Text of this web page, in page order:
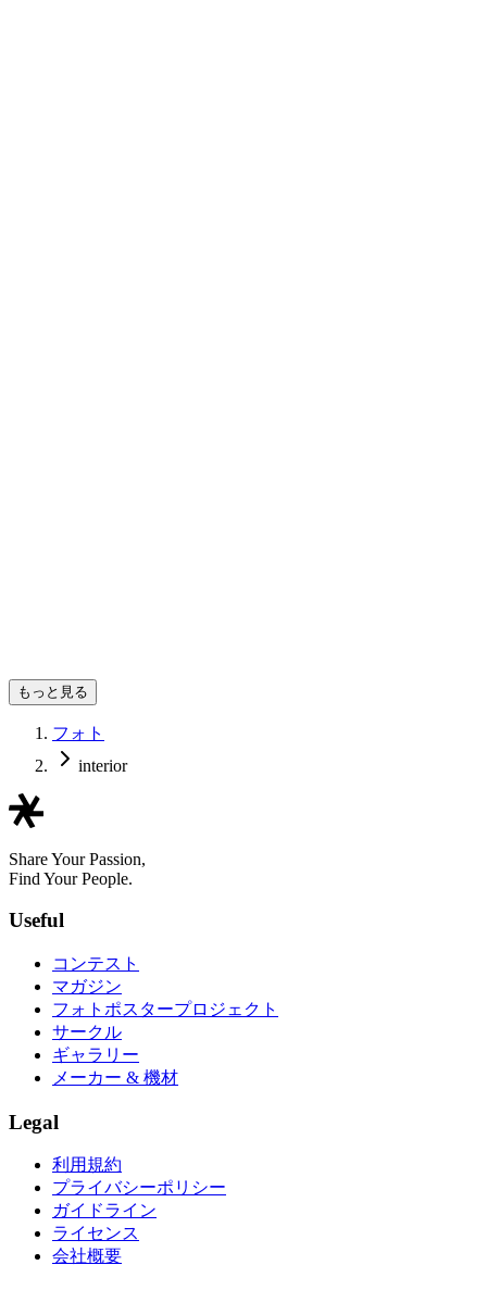
もっと見る
フォト
interior
Share Your Passion,
Find Your People.
Useful
コンテスト
マガジン
フォトポスタープロジェクト
サークル
ギャラリー
メーカー & 機材
Legal
利用規約
プライバシーポリシー
ガイドライン
ライセンス
会社概要